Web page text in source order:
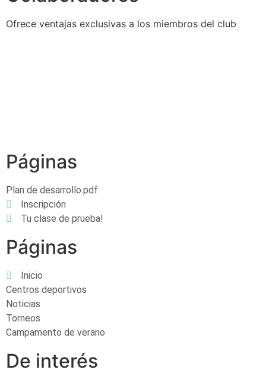
De interés
Páginas
Inicio
Centros deportivos
Noticias
Torneos
Campamento de verano
Páginas
Plan de desarrollo.pdf
Inscripción
Tu clase de prueba!
Ofrece ventajas exclusivas a los miembros del club